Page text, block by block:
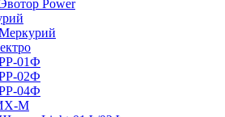
Power
01Ф
02Ф
04Ф
М